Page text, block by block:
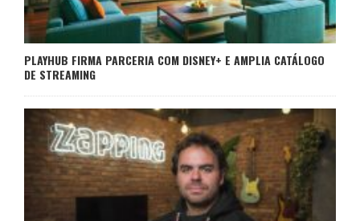
PLAYHUB FIRMA PARCERIA COM DISNEY+ E AMPLIA CATÁLOGO
DE STREAMING